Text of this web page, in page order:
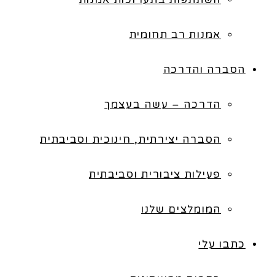
אמנות רב תחומית
הסברה והדרכה
הדרכה – עשה בעצמך
הסברה יצירתית, חינוכית וסביבתית
פעילות ציבורית וסביבתית
המומלצים שלנו
כתבו עלי